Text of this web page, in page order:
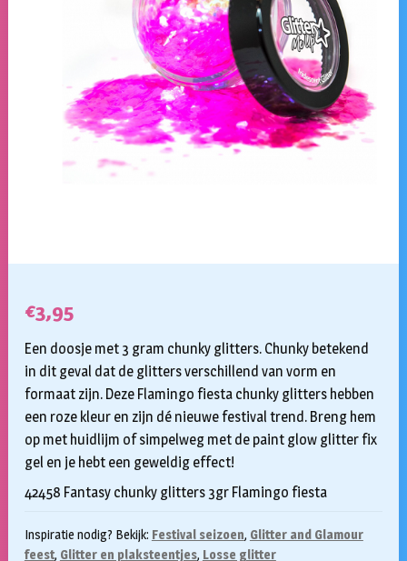
€3,95
Een doosje met 3 gram chunky glitters. Chunky betekend
in dit geval dat de glitters verschillend van vorm en
formaat zijn. Deze Flamingo fiesta chunky glitters hebben
een roze kleur en zijn dé nieuwe festival trend. Breng hem
op met huidlijm of simpelweg met de paint glow glitter fix
gel en je hebt een geweldig effect!
42458 Fantasy chunky glitters 3gr Flamingo fiesta
Inspiratie nodig? Bekijk: Festival seizoen, Glitter and Glamour
feest, Glitter en plaksteentjes, Losse glitter